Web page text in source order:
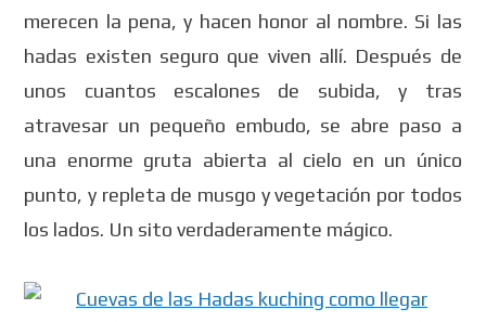
merecen la pena, y hacen honor al nombre. Si las
hadas existen seguro que viven allí. Después de
unos cuantos escalones de subida, y tras
atravesar un pequeño embudo, se abre paso a
una enorme gruta abierta al cielo en un único
punto, y repleta de musgo y vegetación por todos
los lados. Un sito verdaderamente mágico.